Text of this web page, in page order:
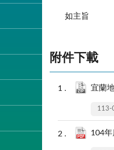
如主旨
附件下載
宜蘭
113-
104